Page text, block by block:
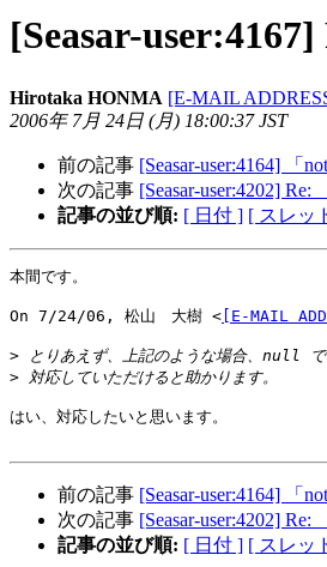
[Seasar-
Hirotaka HONMA [E-MAIL
2006年 7月 24日 (月) 18:00:37 JST
前の記事 [Seasar-user:4164] 「
次の記事 [Seasar-user:4202]
記事の並び順: [ 日付 ] [ スレッ
本間です。
On 7/24/06, 松山　大樹 < [E-MAIL
>
>
はい、対応したいと思います。
前の記事 [Seasar-user:4164] 「
次の記事 [Seasar-user:4202]
記事の並び順: [ 日付 ] [ スレッ